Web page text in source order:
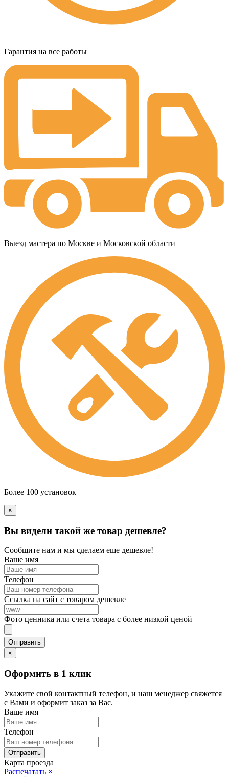
Гарантия на все работы
Выезд мастера по Москве и Московской области
Более 100 установок
×
Вы видели такой же товар дешевле?
Сообщите нам и мы сделаем еще дешевле!
Ваше имя
Телефон
Ссылка на сайт с товаром дешевле
Фото ценника или счета товара с более низкой ценой
×
Оформить в 1 клик
Укажите свой контактный телефон, и наш менеджер свяжется
с Вами и оформит заказ за Вас.
Ваше имя
Телефон
Карта проезда
Распечатать ×